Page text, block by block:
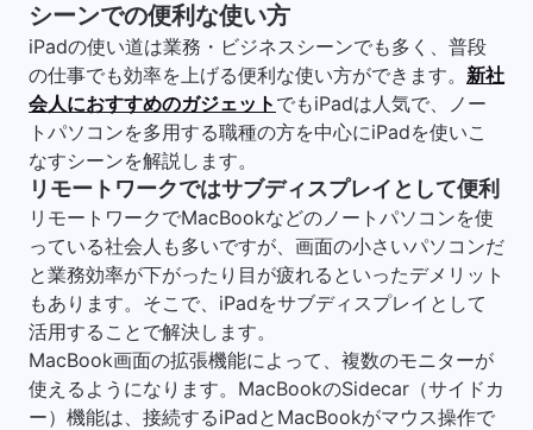
シーンでの便利な使い方
iPadの使い道は業務・ビジネスシーンでも多く、普段
の仕事でも効率を上げる便利な使い方ができます。 新社
会人におすすめのガジェット でもiPadは人気で、ノー
トパソコンを多用する職種の方を中心にiPadを使いこ
なすシーンを解説します。
リモートワークではサブディスプレイとして便利
リモートワークでMacBookなどのノートパソコンを使
っている社会人も多いですが、画面の小さいパソコンだ
と業務効率が下がったり目が疲れるといったデメリット
もあります。そこで、iPadをサブディスプレイとして
活用することで解決します。
MacBook画面の拡張機能によって、複数のモニターが
使えるようになります。MacBookのSidecar（サイドカ
ー）機能は、接続するiPadとMacBookがマウス操作で